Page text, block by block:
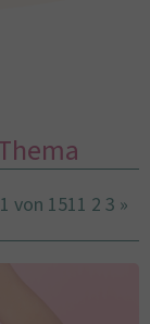
von 1511 2 3 »